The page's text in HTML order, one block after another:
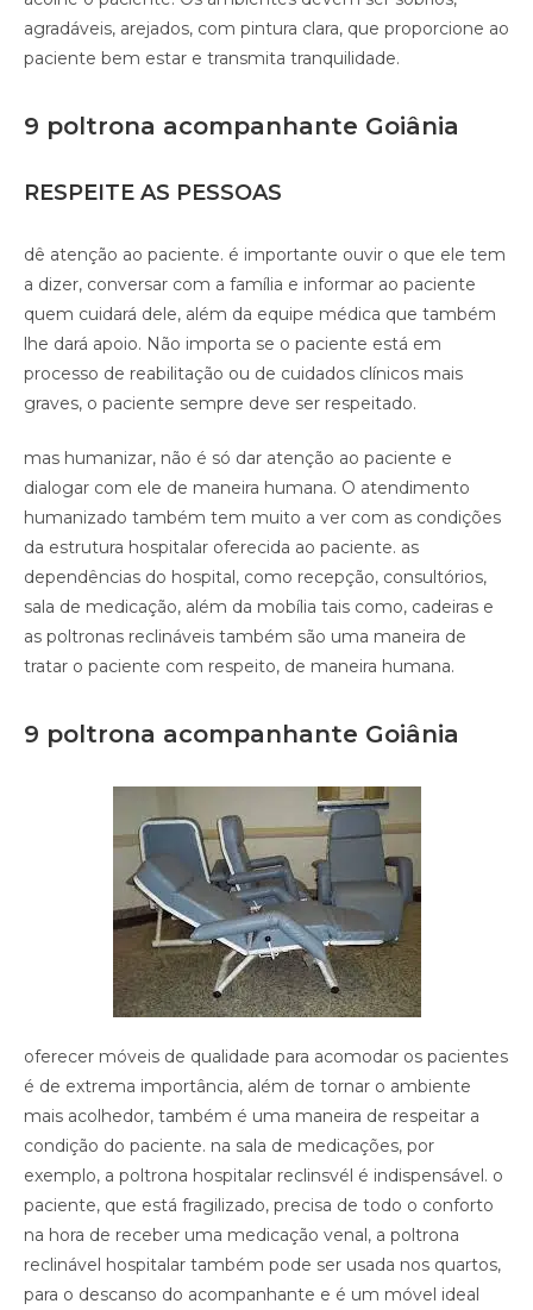
agradáveis, arejados, com pintura clara, que proporcione ao
paciente bem estar e transmita tranquilidade.
9 poltrona acompanhante Goiânia
RESPEITE AS PESSOAS
dê atenção ao paciente. é importante ouvir o que ele tem
a dizer, conversar com a família e informar ao paciente
quem cuidará dele, além da equipe médica que também
lhe dará apoio. Não importa se o paciente está em
processo de reabilitação ou de cuidados clínicos mais
graves, o paciente sempre deve ser respeitado.
mas humanizar, não é só dar atenção ao paciente e
dialogar com ele de maneira humana. O atendimento
humanizado também tem muito a ver com as condições
da estrutura hospitalar oferecida ao paciente. as
dependências do hospital, como recepção, consultórios,
sala de medicação, além da mobília tais como, cadeiras e
as poltronas reclináveis também são uma maneira de
tratar o paciente com respeito, de maneira humana.
9 poltrona acompanhante Goiânia
oferecer móveis de qualidade para acomodar os pacientes
é de extrema importância, além de tornar o ambiente
mais acolhedor, também é uma maneira de respeitar a
condição do paciente. na sala de medicações, por
exemplo, a poltrona hospitalar reclinsvél é indispensável. o
paciente, que está fragilizado, precisa de todo o conforto
na hora de receber uma medicação venal, a poltrona
reclinável hospitalar também pode ser usada nos quartos,
para o descanso do acompanhante e é um móvel ideal